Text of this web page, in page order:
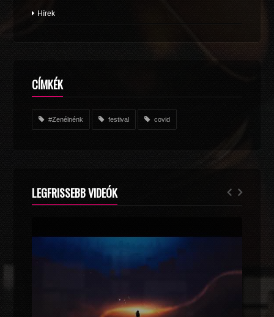
Hírek
CÍMKÉK
#Zenélnénk festival covid
LEGFRISSEBB VIDEÓK